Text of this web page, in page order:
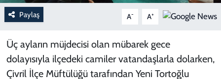
Paylaş A- A+
Üç ayların müjdecisi olan mübarek gece
dolayısıyla ilçedeki camiler vatandaşlarla dolarken,
Çivril İlçe Müftülüğü tarafından Yeni Tortoğlu